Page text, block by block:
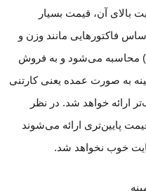
بالای آن، قیمت بسیار
فاکتورهایی مانند وزن و
محاسبه می‌شود و به فروش
به صورت عمده یعنی کارتنی
ارائه خواهد شد. در نظر
پایین‌‌تری ارائه می‌شوند
خوب نخواهد شد.